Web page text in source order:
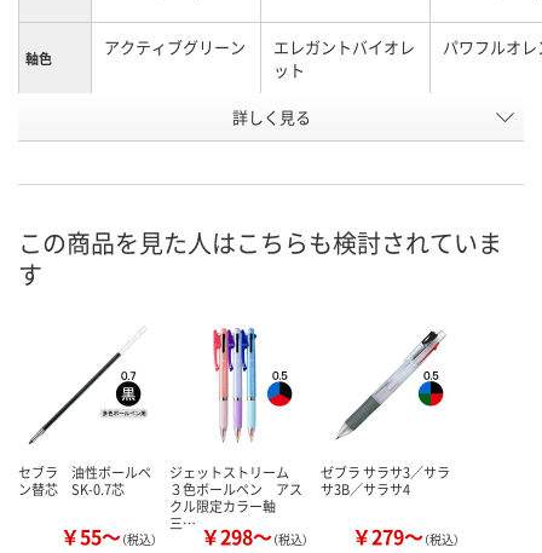
軸色 アクティブグリーン
エレガントバイオレ
ット
パワフルオレ
HH87875 KK64925
8月8日（土）
（次回入荷日未定）
詳しく見る
この商品を見た人はこちらも検討されていま
す
セブラ 油性ボールペ
ン替芯 SK-0.7芯
￥55～（税込）
ジェットストリーム
３色ボールペン アス
クル限定カラー軸
三… ￥298～（税込）
ゼブラ サラサ3／サラ
サ3B／サラサ4
￥279～（税込）